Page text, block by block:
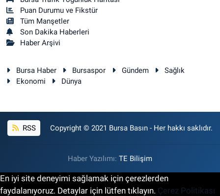
Puan Durumu ve Fikstür
Tüm Manşetler
Son Dakika Haberleri
Haber Arşivi
Bursa Haber Bursaspor Gündem
Sağlık
Ekonomi
Dünya
RSS Copyright © 2021 Bursa Basın - Her hakkı saklıdır.
Haber Yazılımı: TE Bilişim
En iyi site deneyimi sağlamak için çerezlerden
faydalanıyoruz. Detaylar için lütfen tıklayın. Çerez Politikası